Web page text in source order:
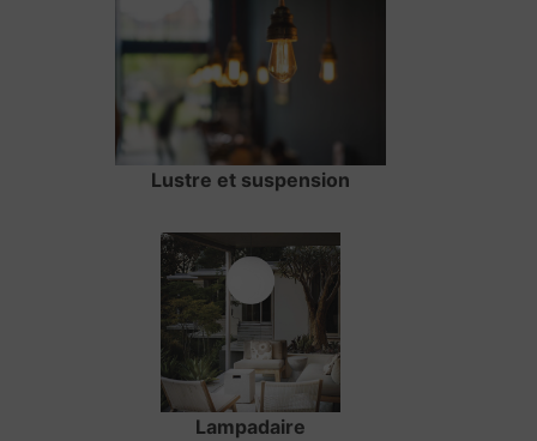
Lustre et suspension
Lampadaire